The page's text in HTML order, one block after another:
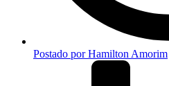
Postado porHamilton Amorim